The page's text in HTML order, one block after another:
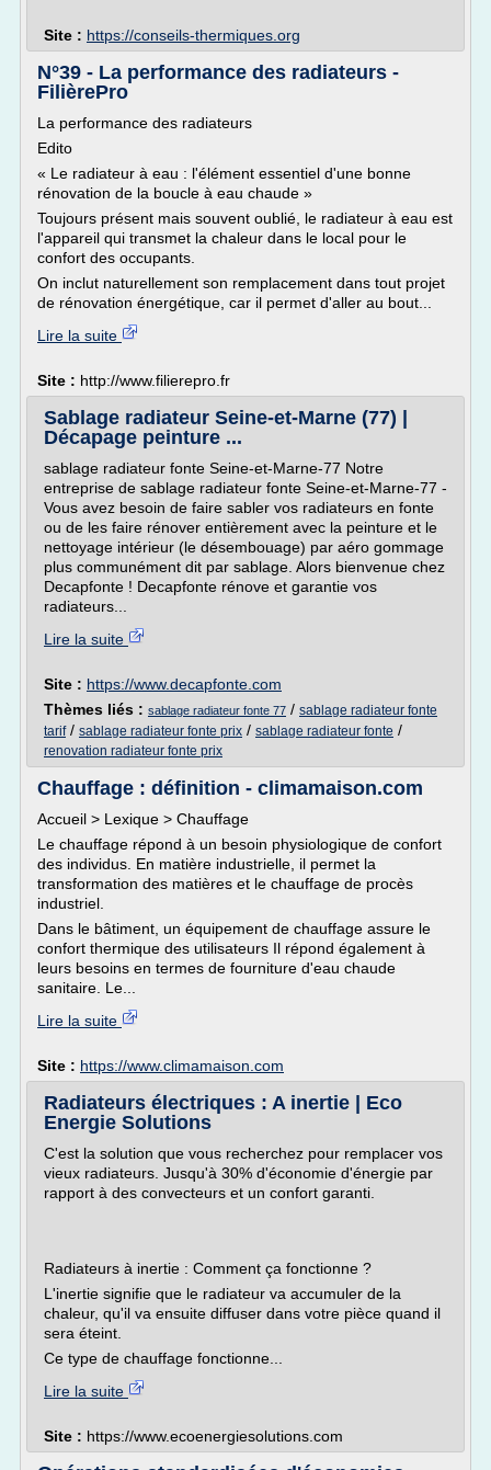
Site : https://conseils-thermiques.org
N°39 - La performance des radiateurs -
FilièrePro
La performance des radiateurs
Edito
« Le radiateur à eau : l'élément essentiel d'une bonne
rénovation de la boucle à eau chaude »
Toujours présent mais souvent oublié, le radiateur à eau est
l'appareil qui transmet la chaleur dans le local pour le
confort des occupants.
On inclut naturellement son remplacement dans tout projet
de rénovation énergétique, car il permet d'aller au bout...
Lire la suite
Site : http://www.filierepro.fr
Sablage radiateur Seine-et-Marne (77) |
Décapage peinture ...
sablage radiateur fonte Seine-et-Marne-77 Notre
entreprise de sablage radiateur fonte Seine-et-Marne-77 -
Vous avez besoin de faire sabler vos radiateurs en fonte
ou de les faire rénover entièrement avec la peinture et le
nettoyage intérieur (le désembouage) par aéro gommage
plus communément dit par sablage. Alors bienvenue chez
Decapfonte ! Decapfonte rénove et garantie vos
radiateurs...
Lire la suite
Site : https://www.decapfonte.com
Thèmes liés : sablage radiateur fonte 77 / sablage radiateur fonte
tarif/ sablage radiateur fonte prix / sablage radiateur fonte /
renovation radiateur fonte prix
Chauffage : définition - climamaison.com
Accueil > Lexique > Chauffage
Le chauffage répond à un besoin physiologique de confort
des individus. En matière industrielle, il permet la
transformation des matières et le chauffage de procès
industriel.
Dans le bâtiment, un équipement de chauffage assure le
confort thermique des utilisateurs Il répond également à
leurs besoins en termes de fourniture d'eau chaude
sanitaire. Le...
Lire la suite
Site : https://www.climamaison.com
Radiateurs électriques : A inertie | Eco
Energie Solutions
C'est la solution que vous recherchez pour remplacer vos
vieux radiateurs. Jusqu'à 30% d'économie d'énergie par
rapport à des convecteurs et un confort garanti.
Radiateurs à inertie : Comment ça fonctionne ?
L'inertie signifie que le radiateur va accumuler de la
chaleur, qu'il va ensuite diffuser dans votre pièce quand il
sera éteint.
Ce type de chauffage fonctionne...
Lire la suite
Site : https://www.ecoenergiesolutions.com